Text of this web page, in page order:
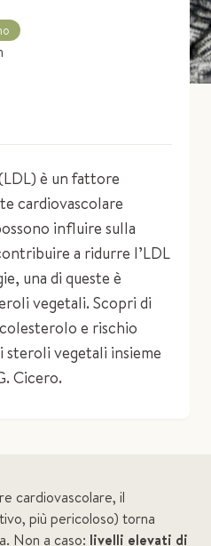
è un fattore
cardiovascolare
influire sulla
a ridurre l’LDL
una di queste è
vegetali. Scopri di
e rischio
steroli vegetali insieme
Cicero.
cardiovascolare, il
più pericoloso) torna
Non a caso: livelli elevati di